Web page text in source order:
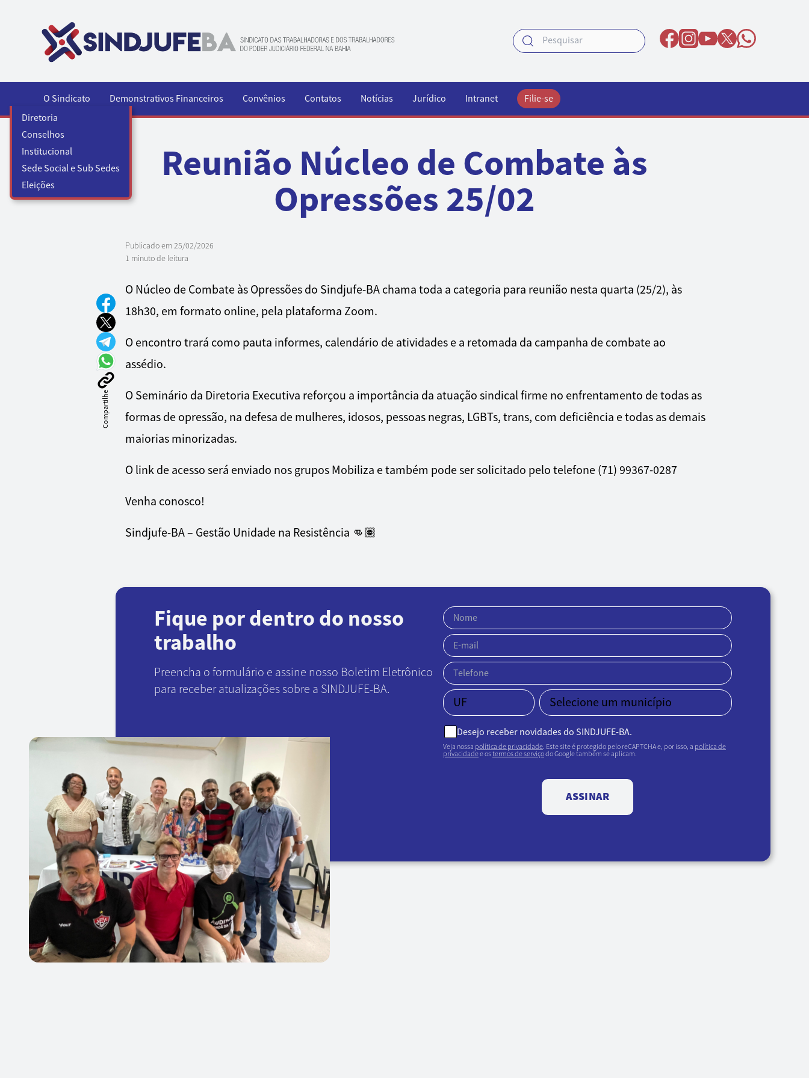
O Sindicato
Diretoria
Conselhos
Institucional
Sede Social e Sub Sedes
Eleições
Demonstrativos Financeiros Convênios Contatos Notícias Jurídico Intranet Filie-se
Reunião Núcleo de Combate às
Opressões 25/02
Publicado em25/02/2026
1 minuto de leitura
Compartilhe
O Núcleo de Combate às Opressões do Sindjufe-BA chama toda a categoria para reunião nesta quarta (25/2), às
18h30, em formato online, pela plataforma Zoom.
O encontro trará como pauta informes, calendário de atividades e a retomada da campanha de combate ao
assédio.
O Seminário da Diretoria Executiva reforçou a importância da atuação sindical firme no enfrentamento de todas as
formas de opressão, na defesa de mulheres, idosos, pessoas negras, LGBTs, trans, com deficiência e todas as demais
maiorias minorizadas.
O link de acesso será enviado nos grupos Mobiliza e também pode ser solicitado pelo telefone (71) 99367-0287
Venha conosco!
Sindjufe-BA – Gestão Unidade na Resistência 👊🏽
Fique por dentro do nosso
trabalho
Preencha o formulário e assine nosso Boletim Eletrônico
para receber atualizações sobre a SINDJUFE-BA.
Desejo receber novidades do SINDJUFE-BA.
Veja nossa política de privacidade. Este site é protegido pelo reCAPTCHA e, por isso, a política de
privacidadee ostermos de serviçodo Google também se aplicam.
ASSINAR